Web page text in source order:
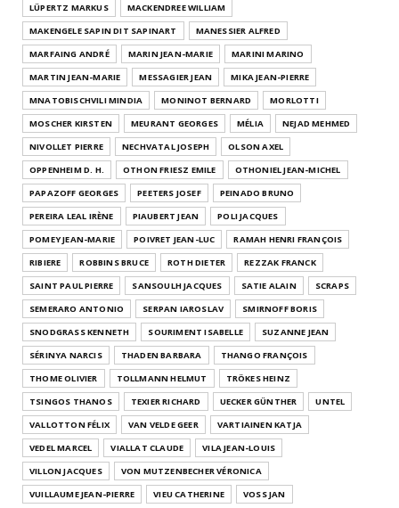
LÜPERTZ MARKUS
MACKENDREE WILLIAM
MAKENGELE SAPIN DIT SAPINART
MANESSIER ALFRED
MARFAING ANDRÉ
MARIN JEAN-MARIE
MARINI MARINO
MARTIN JEAN-MARIE
MESSAGIER JEAN
MIKA JEAN-PIERRE
MNATOBISCHVILI MINDIA
MONINOT BERNARD
MORLOTTI
MOSCHER KIRSTEN
MEURANT GEORGES MÉLIA
NEJAD MEHMED
NIVOLLET PIERRE
NECHVATAL JOSEPH
OLSON AXEL
OPPENHEIM D. H.
OTHON FRIESZ EMILE
OTHONIEL JEAN-MICHEL
PAPAZOFF GEORGES
PEETERS JOSEF
PEINADO BRUNO
PEREIRA LEAL IRÈNE
PIAUBERT JEAN
POLI JACQUES
POMEY JEAN-MARIE
POIVRET JEAN-LUC
RAMAH HENRI FRANÇOIS
RIBIERE
ROBBINS BRUCE ROTH DIETER
REZZAK FRANCK
SAINT PAUL PIERRE
SANSOULH JACQUES SATIE ALAIN
SCRAPS
SEMERARO ANTONIO
SERPAN IAROSLAV
SMIRNOFF BORIS
SNODGRASS KENNETH
SOURIMENT ISABELLE
SUZANNE JEAN
SÉRINYA NARCIS
THADEN BARBARA
THANGO FRANÇOIS
THOME OLIVIER
TOLLMANN HELMUT
TRÖKES HEINZ
TSINGOS THANOS
TEXIER RICHARD UECKER GÜNTHER
UNTEL
VALLOTTON FÉLIX
VAN VELDE GEER
VARTIAINEN KATJA
VEDEL MARCEL
VIALLAT CLAUDE
VILA JEAN-LOUIS
VILLON JACQUES
VON MUTZENBECHER VÉRONICA
VUILLAUME JEAN-PIERRE
VIEU CATHERINE VOSS JAN